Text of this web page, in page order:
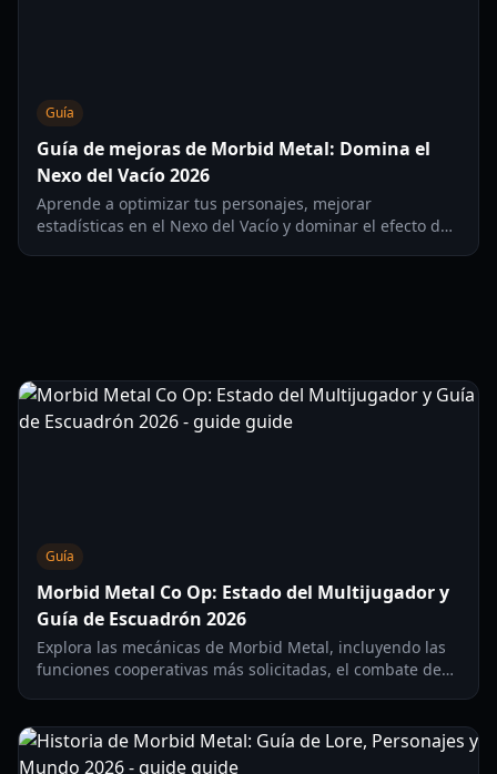
Guía
Guía de mejoras de Morbid Metal: Domina el
Nexo del Vacío 2026
Aprende a optimizar tus personajes, mejorar
estadísticas en el Nexo del Vacío y dominar el efecto de
Guía
Morbid Metal Co Op: Estado del Multijugador y
Guía de Escuadrón 2026
Explora las mecánicas de Morbid Metal, incluyendo las
funciones cooperativas más solicitadas, el combate de